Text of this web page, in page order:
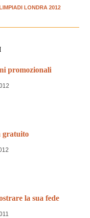
LONDRA 2012
promozionali
gratuito
la sua fede